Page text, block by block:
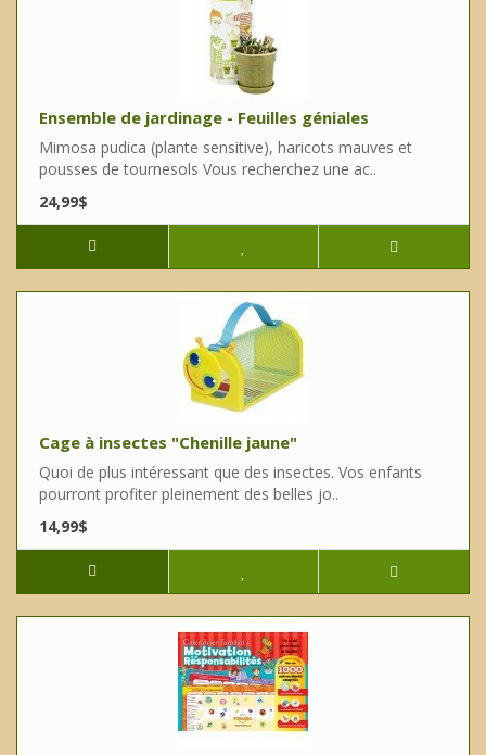
Ensemble de jardinage - Feuilles géniales
Mimosa pudica (plante sensitive), haricots mauves et
pousses de tournesols Vous recherchez une ac..
24,99$
Cage à insectes "Chenille jaune"
Quoi de plus intéressant que des insectes. Vos enfants
pourront profiter pleinement des belles jo..
14,99$